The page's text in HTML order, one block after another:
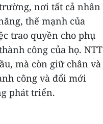
nơi tất cả nhân
thế mạnh của
trao quyền cho phụ
công của họ. NTT
mà còn giữ chân và
công và đổi mới
phát triển.